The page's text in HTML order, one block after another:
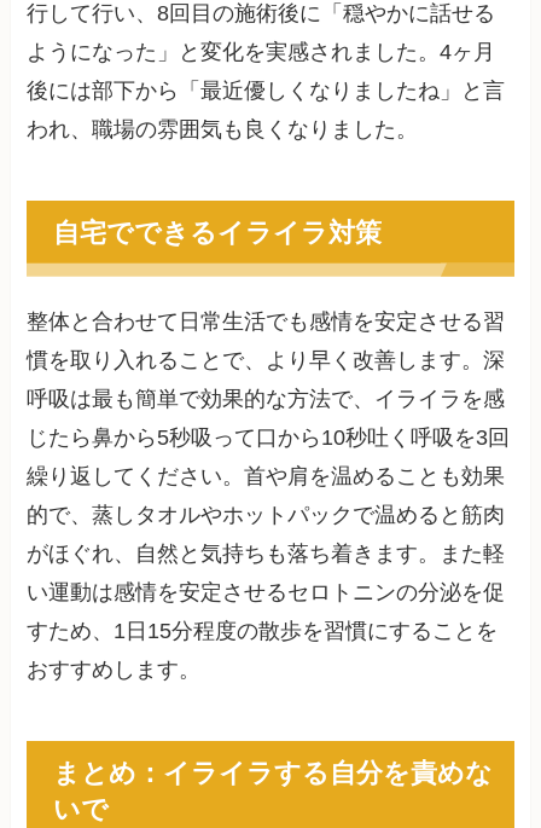
行して行い、8回目の施術後に「穏やかに話せる
ようになった」と変化を実感されました。4ヶ月
後には部下から「最近優しくなりましたね」と言
われ、職場の雰囲気も良くなりました。
自宅でできるイライラ対策
整体と合わせて日常生活でも感情を安定させる習
慣を取り入れることで、より早く改善します。深
呼吸は最も簡単で効果的な方法で、イライラを感
じたら鼻から5秒吸って口から10秒吐く呼吸を3回
繰り返してください。首や肩を温めることも効果
的で、蒸しタオルやホットパックで温めると筋肉
がほぐれ、自然と気持ちも落ち着きます。また軽
い運動は感情を安定させるセロトニンの分泌を促
すため、1日15分程度の散歩を習慣にすることを
おすすめします。
まとめ：イライラする自分を責めな
いで